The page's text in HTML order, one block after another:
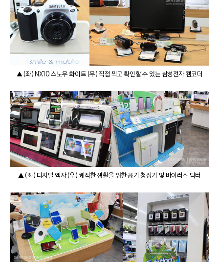
▲ (좌) NX10 스노우 화이트 (우) 직접 찍고 확인할 수 있는 삼성전자 캠코더
▲ (좌) 디지털 액자 (우) 쾌적한 생활을 위한 공기 청정기 및 바이러스 닥터